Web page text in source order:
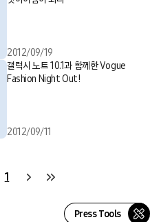
2012/09/19
갤럭시 노트 10.1과 함께한 Vogue
Fashion Night Out!
2012/09/11
1
Press Tools